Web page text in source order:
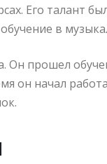
Его талант
в
Он прошел
он начал